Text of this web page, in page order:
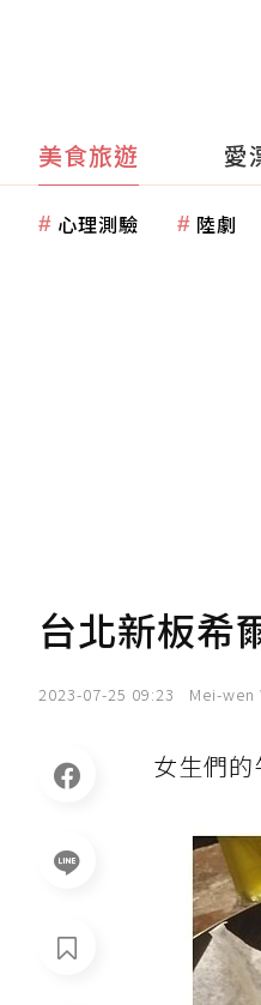
美食旅遊 愛
心理測驗 陸劇
台北新板希
2023-07-25 09:23 Mei-wen
女生們